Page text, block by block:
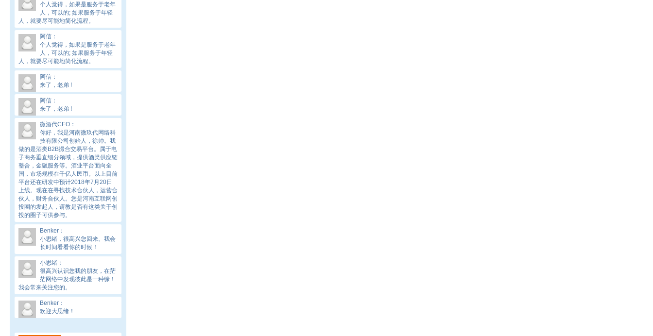
个人觉得，如果是服务于老年
人，可以的; 如果服务于年轻
人，就要尽可能地简化流程。
阿信 ：
个人觉得，如果是服务于老年
人，可以的; 如果服务于年轻
人，就要尽可能地简化流程。
阿信 ：
来了，老弟 !
阿信 ：
来了，老弟 !
微酒代CEO ：
你好，我是河南微玖代网络科
技有限公司创始人，徐帅。我
做的是酒类B2B撮合交易平台。属于电
子商务垂直细分领域，提供酒类供应链
整合，金融服务等。酒业平台面向全
国，市场规模在千亿人民币。以上目前
平台还在研发中预计2018年7月20日
上线。现在在寻找技术合伙人，运营合
伙人，财务合伙人。您是河南互联网创
投圈的发起人，请教是否有这类关于创
投的圈子可供参与。
Benker ：
小思绪，很高兴您回来。我会
长时间看看你的时候！
小思绪 ：
很高兴认识您我的朋友，在茫
茫网络中发现彼此是一种缘！
我会常来关注您的。
Benker ：
欢迎大思绪！